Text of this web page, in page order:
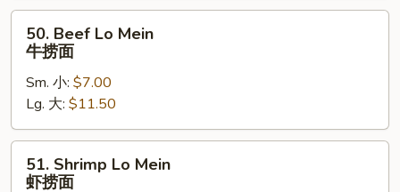
Beef
Mein
捞
面
50. Beef Lo Mein
牛捞面
Sm. 小: $7.00
Lg. 大: $11.50
Shrimp
51. Shrimp Lo Mein
虾捞面